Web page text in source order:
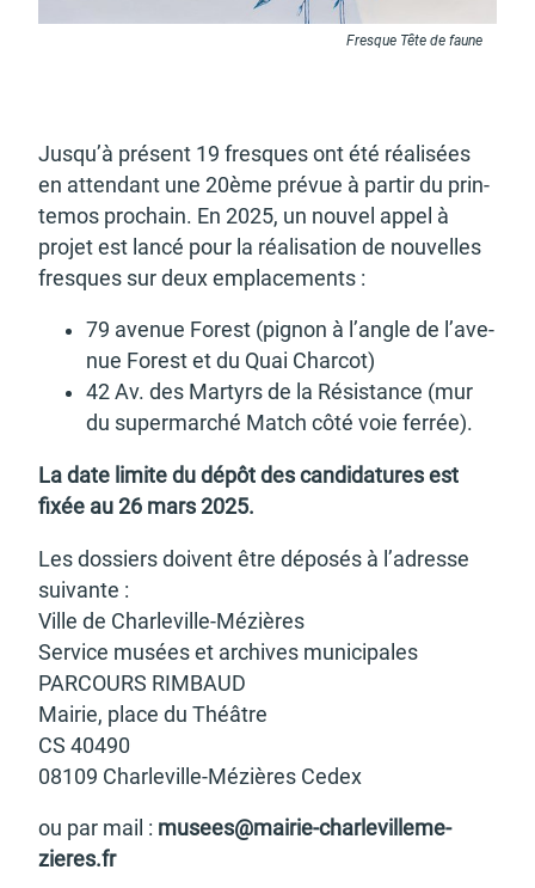
Pré-déclarer un sinistre Mon logement sécurisé
Fresque Tête de faune
Jusqu’à présent 19 fresques ont été réali­sées
en atten­dant une 20ème prévue à partir du prin­
te­mos prochain. En 2025, un nouvel appel à
projet est lancé pour la réali­sa­tion de nouvelles
fresques sur deux empla­ce­ments :
79 avenue Forest (pignon à l’angle de l’ave­
nue Forest et du Quai Char­cot)
42 Av. des Martyrs de la Résis­tance (mur
du super­mar­ché Match côté voie ferrée).
La date limite du dépôt des candi­da­tures est
fixée au 26 mars 2025.
Les dossiers doivent être dépo­sés à l’adresse
suivante :
Ville de Char­le­ville-Mézières
Service musées et archives muni­ci­pales
PARCOURS RIMBAUD
Mairie, place du Théâtre
CS 40490
08109 Char­le­ville-Mézières Cedex
ou par mail : musees@­mai­rie-char­le­vil­le­me­
zieres.fr